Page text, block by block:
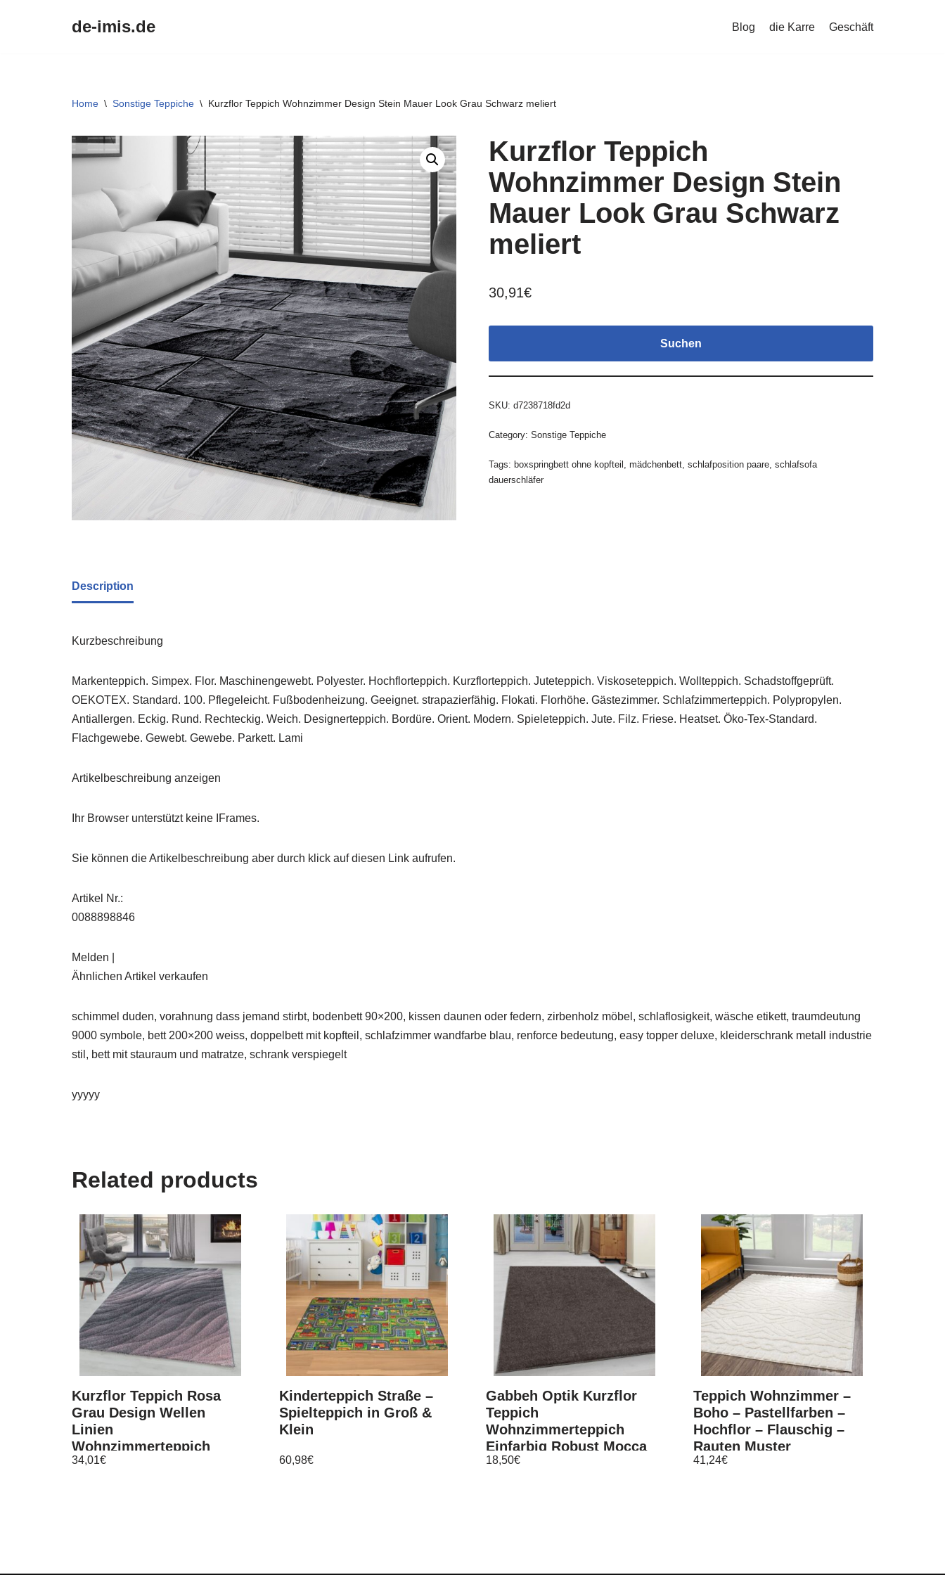
de-imis.de Blog die Karre Geschäft
Home \ Sonstige Teppiche \ Kurzflor Teppich Wohnzimmer Design Stein Mauer Look Grau Schwarz meliert
Kurzflor Teppich
Wohnzimmer Design Stein
Mauer Look Grau Schwarz
meliert
30,91€
Suchen
SKU: d7238718fd2d
Category: Sonstige Teppiche
Tags: boxspringbett ohne kopfteil , mädchenbett, schlafposition paare, schlafsofa
dauerschläfer
Description
Kurzbeschreibung
Markenteppich. Simpex. Flor. Maschinengewebt. Polyester. Hochflorteppich. Kurzflorteppich. Juteteppich. Viskoseteppich. Wollteppich. Schadstoffgeprüft.
OEKOTEX. Standard. 100. Pflegeleicht. Fußbodenheizung. Geeignet. strapazierfähig. Flokati. Florhöhe. Gästezimmer. Schlafzimmerteppich. Polypropylen.
Antiallergen. Eckig. Rund. Rechteckig. Weich. Designerteppich. Bordüre. Orient. Modern. Spieleteppich. Jute. Filz. Friese. Heatset. Öko-Tex-Standard.
Flachgewebe. Gewebt. Gewebe. Parkett. Lami
Artikelbeschreibung anzeigen
Ihr Browser unterstützt keine IFrames.
Sie können die Artikelbeschreibung aber durch klick auf diesen Link aufrufen.
Artikel Nr.:
0088898846
Melden |
Ähnlichen Artikel verkaufen
schimmel duden, vorahnung dass jemand stirbt, bodenbett 90×200, kissen daunen oder federn, zirbenholz möbel, schlaflosigkeit, wäsche etikett, traumdeutung
9000 symbole, bett 200×200 weiss, doppelbett mit kopfteil, schlafzimmer wandfarbe blau, renforce bedeutung, easy topper deluxe, kleiderschrank metall industrie
stil, bett mit stauraum und matratze, schrank verspiegelt
yyyyy
Related products
Kurzflor Teppich Rosa
Grau Design Wellen
Linien
Wohnzimmerteppich
Weich
34,01€
Kinderteppich Straße –
Spielteppich in Groß &
Klein
60,98€
Gabbeh Optik Kurzflor
Teppich
Wohnzimmerteppich
Einfarbig Robust Mocca
Meliert
18,50€
Teppich Wohnzimmer –
Boho – Pastellfarben –
Hochflor – Flauschig –
Rauten Muster
41,24€